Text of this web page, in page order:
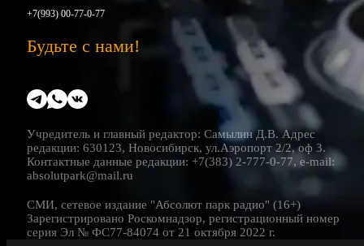
+7(993) 00-77-0-77
Будьте с нами!
Учредитель и главный редактор: Самылин Д.В. Адрес
редакции: 630123, Новосибирск, ул.Аэропорт 2/2, оф 3.
Контактные данные редакции: +7(383) 2-777-0-77, e-mail:
absolutpark@mail.ru
СМИ, сетевое издание "Абсолют парк радио" (16+)
Зарегистрировано Роскомнадзор, регистрационный номер
серия Эл № ФС77-84074 от 21 октября 2022 г.